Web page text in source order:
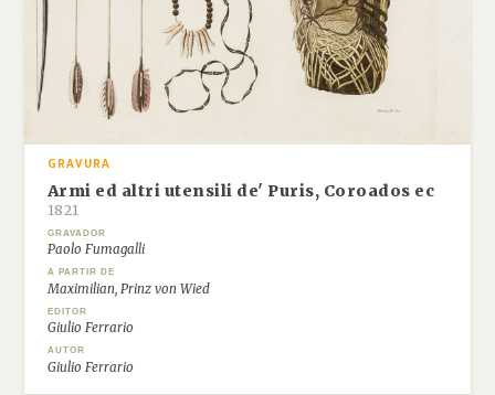
GRAVURA
Armi ed altri utensili de' Puris, Coroados ec
1821
GRAVADOR
Paolo Fumagalli
A PARTIR DE
Maximilian, Prinz von Wied
EDITOR
Giulio Ferrario
AUTOR
Giulio Ferrario